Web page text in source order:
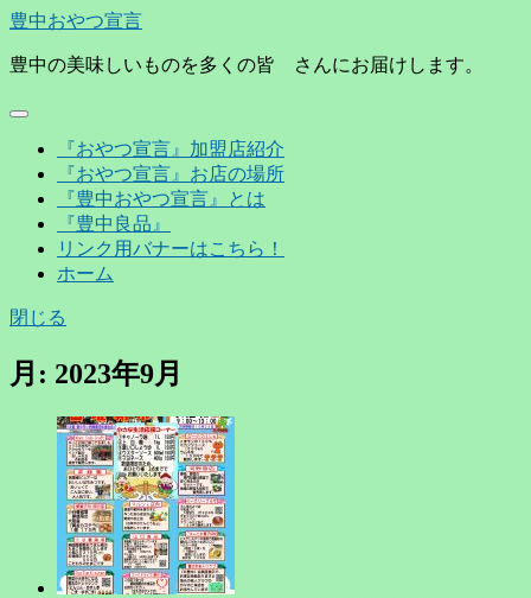
豊中おやつ宣言
豊中の美味しいものを多くの皆 さんにお届けします。
『おやつ宣言』加盟店紹介
『おやつ宣言』お店の場所
『豊中おやつ宣言』とは
『豊中良品』
リンク用バナーはこちら！
ホーム
閉じる
月: 2023年9月